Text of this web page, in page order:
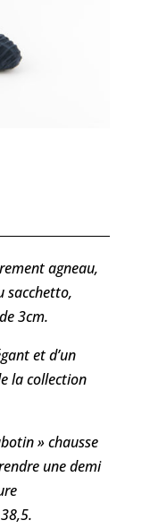
agneau,
sacchetto,
3cm.
et d’un
la collection
» chausse
une demi